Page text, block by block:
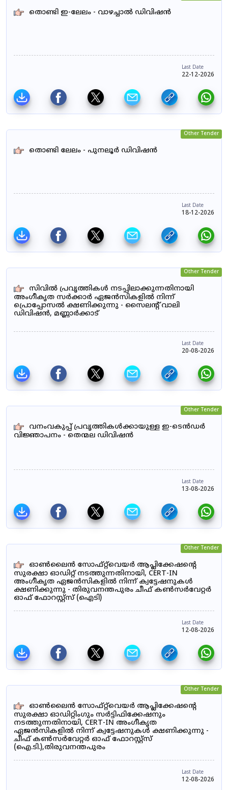
തൊണ്ടി ഇ-ലേലം - വാഴച്ചാൽ ഡിവിഷൻ
Last Date
22-12-2026
Other Tender
തൊണ്ടി ലേലം - പുനലൂർ ഡിവിഷൻ
Last Date
18-12-2026
Other Tender
സിവിൽ പ്രവൃത്തികൾ നടപ്പിലാക്കുന്നതിനായി
അംഗീകൃത സർക്കാർ ഏജൻസികളിൽ നിന്ന്
പ്രൊപ്പോസൽ ക്ഷണിക്കുന്നു - സൈലന്റ് വാലി
ഡിവിഷൻ, മണ്ണാർക്കാട്
Last Date
20-08-2026
Other Tender
വനംവകുപ്പ് പ്രവൃത്തികൾക്കായുള്ള ഇ-ടെൻഡർ
വിജ്ഞാപനം - തെന്മല ഡിവിഷൻ
Last Date
13-08-2026
Other Tender
ഓൺലൈൻ സോഫ്റ്റ്‌വെയർ ആപ്ലിക്കേഷന്റെ
സുരക്ഷാ ഓഡിറ്റ് നടത്തുന്നതിനായി, CERT-IN
അംഗീകൃത ഏജൻസികളിൽ നിന്ന് ക്വട്ടേഷനുകൾ
ക്ഷണിക്കുന്നു - തിരുവനന്തപുരം ചീഫ് കൺസർവേറ്റർ
ഓഫ് ഫോറസ്റ്റ്സ് (ഐടി)
Last Date
12-08-2026
Other Tender
ഓൺലൈൻ സോഫ്റ്റ്‌വെയർ ആപ്ലിക്കേഷന്റെ
സുരക്ഷാ ഓഡിറ്റിംഗും സർട്ടിഫിക്കേഷനും
നടത്തുന്നതിനായി, CERT-IN അംഗീകൃത
ഏജൻസികളിൽ നിന്ന് ക്വട്ടേഷനുകൾ ക്ഷണിക്കുന്നു -
ചീഫ് കൺസർവേറ്റർ ഓഫ് ഫോറസ്റ്റ്സ്
(ഐ.ടി.),തിരുവനന്തപുരം
Last Date
12-08-2026